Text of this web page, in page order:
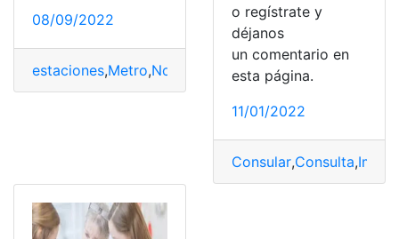
08/09/2022
estaciones,Metro,Norte ,sur
o regístrate y
déjanos
un comentario en
esta página.
11/01/2022
Consular,Consulta,